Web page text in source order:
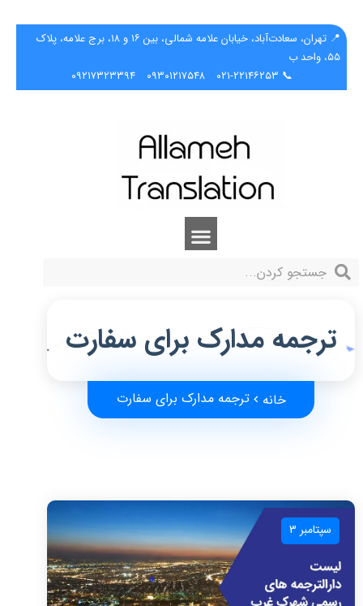
📍 تهران، سعادت‌آباد، خیابان علامه شمالی، بین ۱۶ و ۱۸، برج علامه، پلاک
۵۵، واحد ب
📞 ۰۲۱-۲۲۱۴۶۲۵۳
۰۹۳۰۱۲۱۷۵۴۸ ۰۹۲۱۷۳۲۳۳۹۴
ترجمه مدارک برای سفارت
خانه ترجمه مدارک برای سفارت
سپتامبر 3